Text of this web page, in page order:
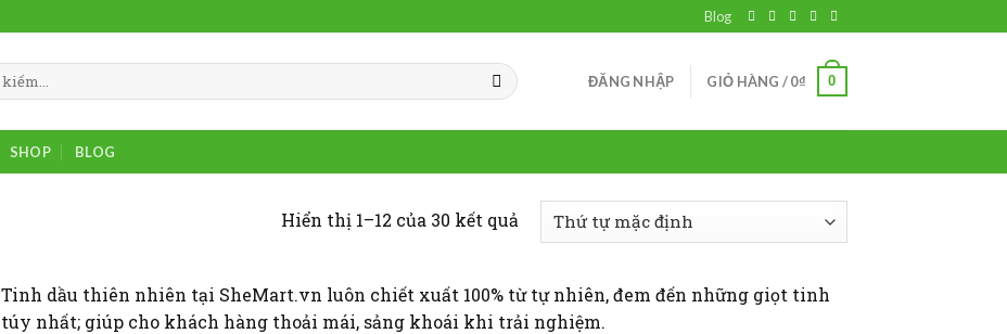
Blog
ĐĂNG NHẬP GIỎ HÀNG /0₫ 0
SHOP BLOG
Hiển thị 1–12 của 30 kết quả
Tinh dầu thiên nhiên tại SheMart.vn luôn chiết xuất 100% từ tự nhiên, đem đến những giọt tinh
túy nhất; giúp cho khách hàng thoải mái, sảng khoái khi trải nghiệm.